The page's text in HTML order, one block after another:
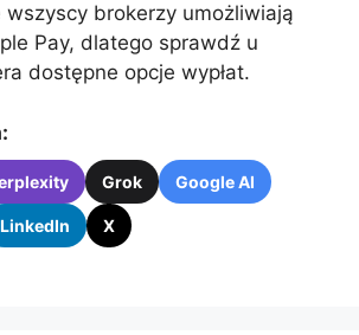
wszyscy brokerzy umożliwiają
Pay, dlatego sprawdź u
dostępne opcje wypłat.
Grok Google AI
LinkedIn X